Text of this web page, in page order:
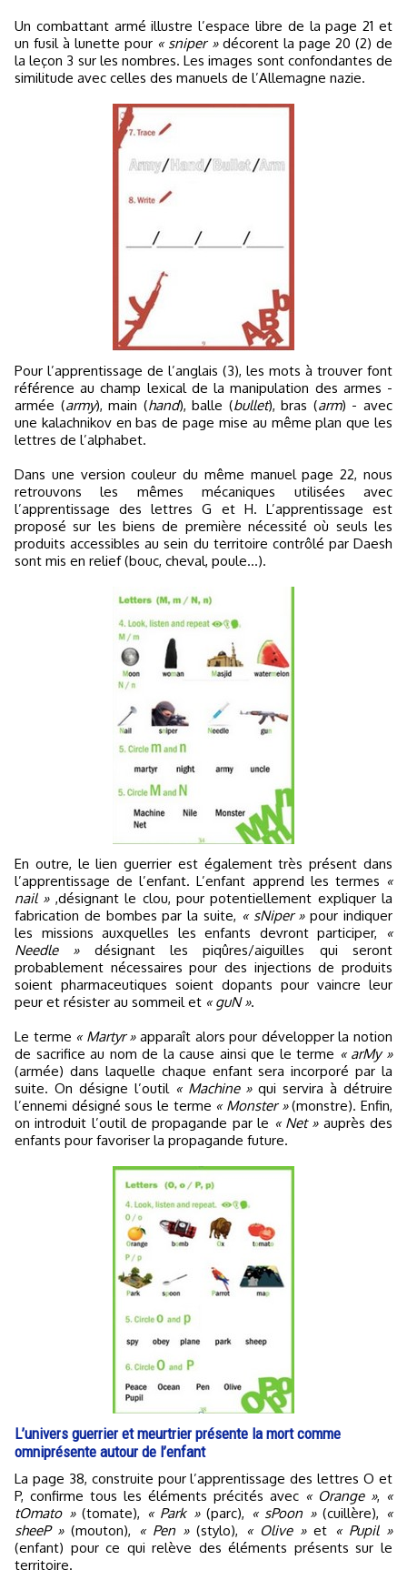
Un combattant armé illustre l’espace libre de la page 21 et
un fusil à lunette pour « sniper »décorent la page 20 (2) de
la leçon 3 sur les nombres. Les images sont confondantes de
similitude avec celles des manuels de l’Allemagne nazie.
Pour l’apprentissage de l’anglais (3), les mots à trouver font
référence au champ lexical de la manipulation des armes -
armée (army), main (hand), balle (bullet), bras (arm) - avec
une kalachnikov en bas de page mise au même plan que les
lettres de l’alphabet.
Dans une version couleur du même manuel page 22, nous
retrouvons les mêmes mécaniques utilisées avec
l’apprentissage des lettres G et H. L’apprentissage est
proposé sur les biens de première nécessité où seuls les
produits accessibles au sein du territoire contrôlé par Daesh
sont mis en relief (bouc, cheval, poule...).
En outre, le lien guerrier est également très présent dans
l’apprentissage de l’enfant. L’enfant apprend les termes «
nail »,désignant le clou, pour potentiellement expliquer la
fabrication de bombes par la suite, « sNiper »pour indiquer
les missions auxquelles les enfants devront participer,
«
Needle »désignant les piqûres/aiguilles qui seront
probablement nécessaires pour des injections de produits
soient pharmaceutiques soient dopants pour vaincre leur
peur et résister au sommeil et « guN ».
Le terme « Martyr »apparaît alors pour développer la notion
de sacrifice au nom de la cause ainsi que le terme « arMy »
(armée) dans laquelle chaque enfant sera incorporé par la
suite. On désigne l’outil « Machine »qui servira à détruire
l’ennemi désigné sous le terme « Monster »(monstre). Enfin,
on introduit l’outil de propagande par le « Net »auprès des
enfants pour favoriser la propagande future.
L’univers guerrier et meurtrier présente la mort comme
omniprésente autour de l’enfant
La page 38, construite pour l’apprentissage des lettres O et
P, confirme tous les éléments précités avec « Orange », «
tOmato »(tomate), « Park »(parc), « sPoon »(cuillère), «
sheeP »(mouton), « Pen »(stylo), « Olive »et « Pupil »
(enfant) pour ce qui relève des éléments présents sur le
territoire.